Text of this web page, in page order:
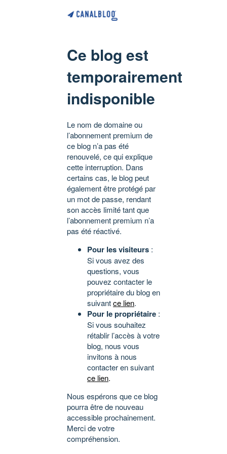
Ce blog est
temporairement
indisponible
Le nom de domaine ou
l’abonnement premium de
ce blog n’a pas été
renouvelé, ce qui explique
cette interruption. Dans
certains cas, le blog peut
également être protégé par
un mot de passe, rendant
son accès limité tant que
l’abonnement premium n’a
pas été réactivé.
Pour les visiteurs :
Si vous avez des
questions, vous
pouvez contacter le
propriétaire du blog en
suivantce lien.
Pour le propriétaire :
Si vous souhaitez
rétablir l’accès à votre
blog, nous vous
invitons à nous
contacter en suivant
ce lien.
Nous espérons que ce blog
pourra être de nouveau
accessible prochainement.
Merci de votre
compréhension.